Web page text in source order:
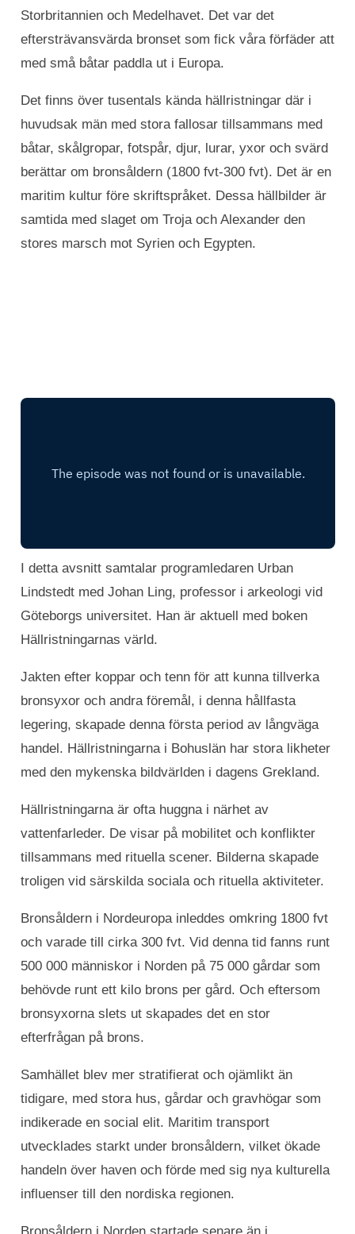
Storbritannien och Medelhavet. Det var det
eftersträvansvärda bronset som fick våra förfäder att
med små båtar paddla ut i Europa.
Det finns över tusentals kända hällristningar där i
huvudsak män med stora fallosar tillsammans med
båtar, skålgropar, fotspår, djur, lurar, yxor och svärd
berättar om bronsåldern (1800 fvt-300 fvt). Det är en
maritim kultur före skriftspråket. Dessa hällbilder är
samtida med slaget om Troja och Alexander den
stores marsch mot Syrien och Egypten.
I detta avsnitt samtalar programledaren Urban
Lindstedt med Johan Ling, professor i arkeologi vid
Göteborgs universitet. Han är aktuell med boken
Hällristningarnas värld.
Jakten efter koppar och tenn för att kunna tillverka
bronsyxor och andra föremål, i denna hållfasta
legering, skapade denna första period av långväga
handel. Hällristningarna i Bohuslän har stora likheter
med den mykenska bildvärlden i dagens Grekland.
Hällristningarna är ofta huggna i närhet av
vattenfarleder. De visar på mobilitet och konflikter
tillsammans med rituella scener. Bilderna skapade
troligen vid särskilda sociala och rituella aktiviteter.
Bronsåldern i Nordeuropa inleddes omkring 1800 fvt
och varade till cirka 300 fvt. Vid denna tid fanns runt
500 000 människor i Norden på 75 000 gårdar som
behövde runt ett kilo brons per gård. Och eftersom
bronsyxorna slets ut skapades det en stor
efterfrågan på brons.
Samhället blev mer stratifierat och ojämlikt än
tidigare, med stora hus, gårdar och gravhögar som
indikerade en social elit. Maritim transport
utvecklades starkt under bronsåldern, vilket ökade
handeln över haven och förde med sig nya kulturella
influenser till den nordiska regionen.
Bronsåldern i Norden startade senare än i